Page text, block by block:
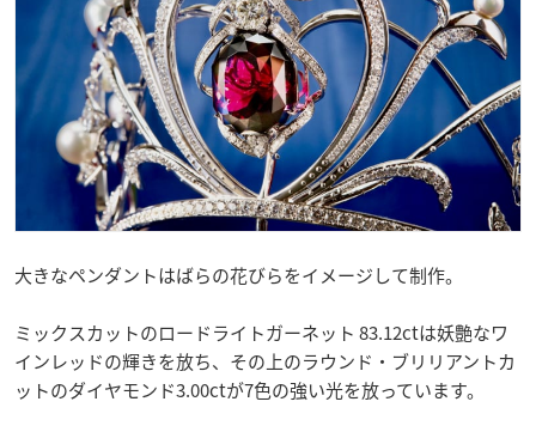
大きなペンダントはばらの花びらをイメージして制作。
ミックスカットのロードライトガーネット 83.12ctは妖艶なワ
インレッドの輝きを放ち、その上のラウンド・ブリリアントカ
ットのダイヤモンド3.00ctが7色の強い光を放っています。